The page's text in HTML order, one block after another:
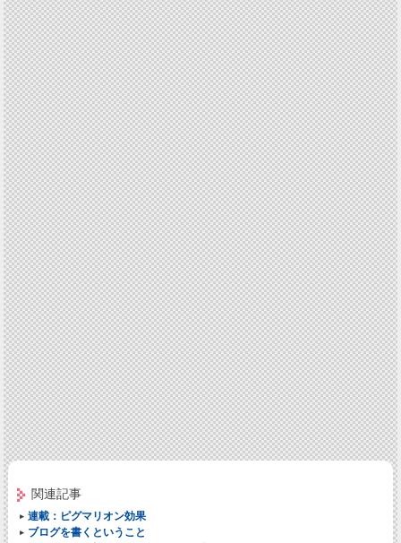
関連記事
連載：ピグマリオン効果
ブログを書くということ